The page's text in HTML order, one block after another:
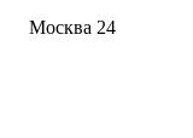
Москва 24